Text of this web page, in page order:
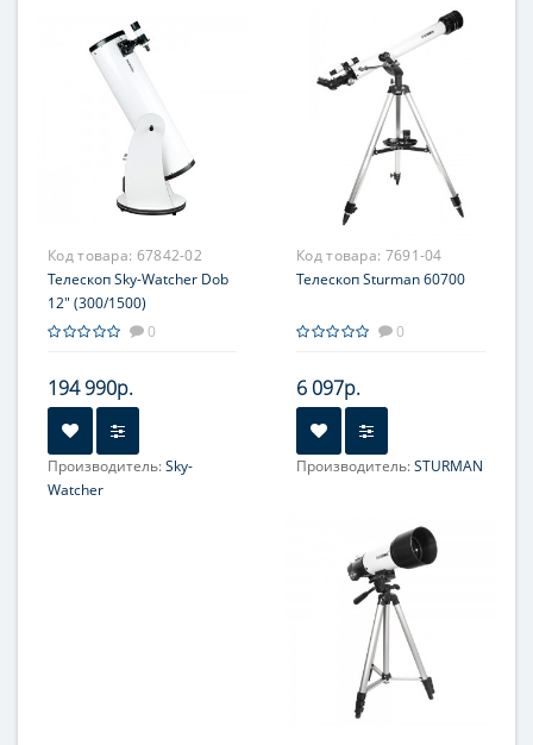
Зависит от окуляра
Диаметр главного зеркала
(апертура), мм:
120 (4.75'')
Фокусное расстояние, мм:
Максимальное полезное
увеличение, крат:
240
Код товара: 67842-02
Телескоп Sky-Watcher Dob
12" (300/1500)
0
194 990р.
Производитель:Sky-
Watcher
Код товара: 7691-04
Телескоп Sturman 60700
0
6 097р.
Производитель:STURMAN
Диаметр главного зеркала
(апертура), мм:
Фокусное расстояние, мм:
Максимальное полезное
увеличение, крат: